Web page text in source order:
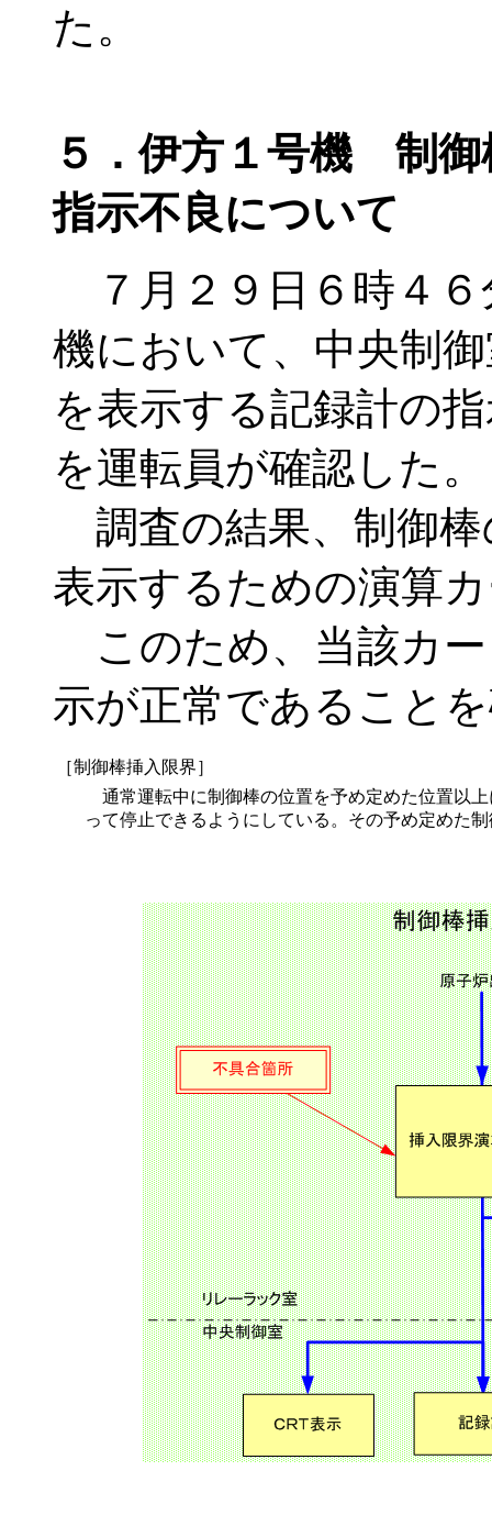
た。
５．伊方１号機 制御
指示不良について
７月２９日６時４６
機において、中央制
を表示する記録計の
を運転員が確認した。
調査の結果、制御棒
表示するための演算
このため、当該カ
示が正常であること
［制御棒挿入限界］
通常運転中に制御棒の位置を予め定めた位置以
って停止できるようにしている。その予め定めた